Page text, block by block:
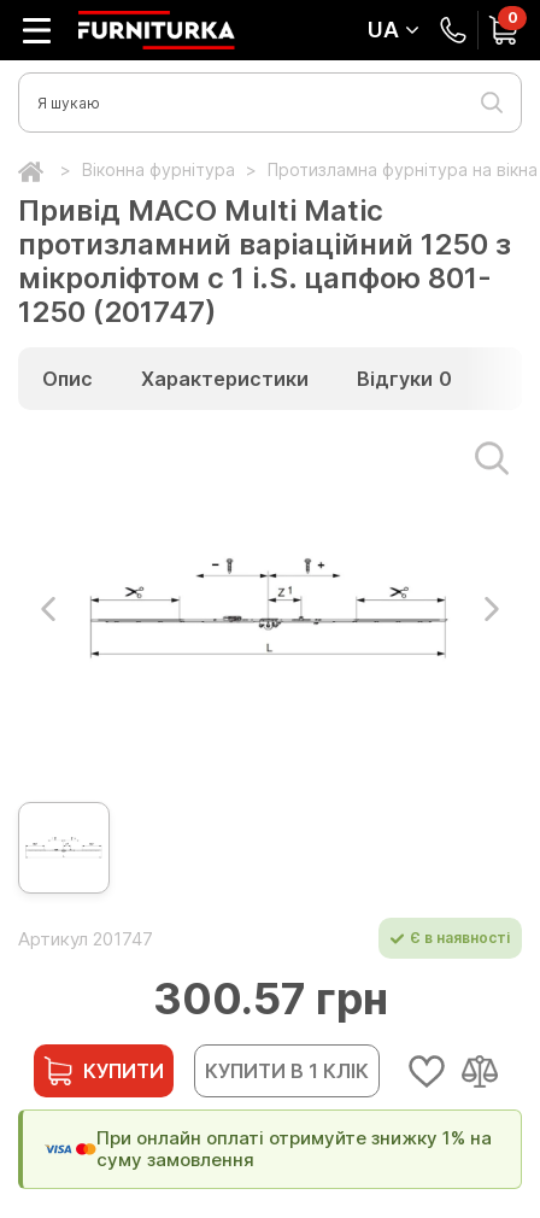
UA 0
Віконна фурнітура Протизламна фурнітура на
Привід МАСО Multi Matic
протизламний варіаційний 1250 з
мікроліфтом c 1 i.S. цапфою 801-
1250 (201747)
Опис Характеристики Відгуки 0
Артикул 201747 Є в наявності
300.57 грн
КУПИТИ КУПИТИ В 1 КЛІК
При онлайн оплаті отримуйте знижку 1% на
суму замовлення